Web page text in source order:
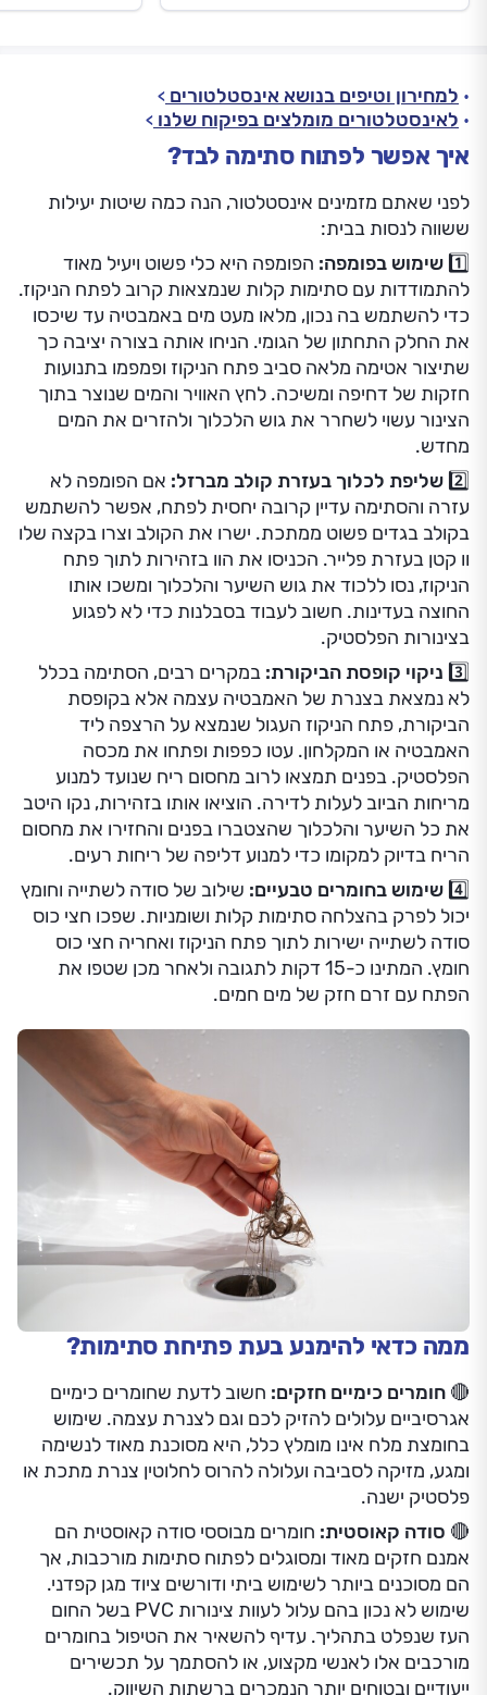
למחירון וטיפים בנושא אינסטלטורים
לאינסטלטורים מומלצים בפיקוח שלנו
איך אפשר לפתוח סתימה לבד?
לפני שאתם מזמינים אינסטלטור, הנה כמה שיטות יעילות
ששווה לנסות בבית:
1️⃣ שימוש בפומפה:
הפומפה היא כלי פשוט ויעיל מאוד
להתמודדות עם סתימות קלות שנמצאות קרוב לפתח הניקוז.
כדי להשתמש בה נכון, מלאו מעט מים באמבטיה עד שיכסו
את החלק התחתון של הגומי. הניחו אותה בצורה יציבה כך
שתיצור אטימה מלאה סביב פתח הניקוז ופמפמו בתנועות
חזקות של דחיפה ומשיכה. לחץ האוויר והמים שנוצר בתוך
הצינור עשוי לשחרר את גוש הלכלוך ולהזרים את המים
מחדש.
2️⃣ שליפת לכלוך בעזרת קולב מברזל:
אם הפומפה לא
עזרה והסתימה עדיין קרובה יחסית לפתח, אפשר להשתמש
בקולב בגדים פשוט ממתכת. ישרו את הקולב וצרו בקצה שלו
וו קטן בעזרת פלייר. הכניסו את הוו בזהירות לתוך פתח
הניקוז, נסו ללכוד את גוש השיער והלכלוך ומשכו אותו
החוצה בעדינות. חשוב לעבוד בסבלנות כדי לא לפגוע
בצינורות הפלסטיק.
3️⃣ ניקוי קופסת הביקורת:
במקרים רבים, הסתימה בכלל
לא נמצאת בצנרת של האמבטיה עצמה אלא בקופסת
הביקורת, פתח הניקוז העגול שנמצא על הרצפה ליד
האמבטיה או המקלחון. עטו כפפות ופתחו את מכסה
הפלסטיק. בפנים תמצאו לרוב מחסום ריח שנועד למנוע
מריחות הביוב לעלות לדירה. הוציאו אותו בזהירות, נקו היטב
את כל השיער והלכלוך שהצטברו בפנים והחזירו את מחסום
הריח בדיוק למקומו כדי למנוע דליפה של ריחות רעים.
4️⃣ שימוש בחומרים טבעיים:
שילוב של סודה לשתייה וחומץ
יכול לפרק בהצלחה סתימות קלות ושומניות. שפכו חצי כוס
סודה לשתייה ישירות לתוך פתח הניקוז ואחריה חצי כוס
חומץ. המתינו כ-15 דקות לתגובה ולאחר מכן שטפו את
הפתח עם זרם חזק של מים חמים.
ממה כדאי להימנע בעת פתיחת סתימות?
🔴 חומרים כימיים חזקים: חשוב לדעת שחומרים כימיים
אגרסיביים עלולים להזיק לכם וגם לצנרת עצמה. שימוש
בחומצת מלח אינו מומלץ כלל, היא מסוכנת מאוד לנשימה
ומגע, מזיקה לסביבה ועלולה להרוס לחלוטין צנרת מתכת או
פלסטיק ישנה.
🔴 סודה קאוסטית: חומרים מבוססי סודה קאוסטית הם
אמנם חזקים מאוד ומסוגלים לפתוח סתימות מורכבות, אך
הם מסוכנים ביותר לשימוש ביתי ודורשים ציוד מגן קפדני.
שימוש לא נכון בהם עלול לעוות צינורות PVC בשל החום
העז שנפלט בתהליך. עדיף להשאיר את הטיפול בחומרים
מורכבים אלו לאנשי מקצוע, או להסתמך על תכשירים
ייעודיים ובטוחים יותר הנמכרים ברשתות השיווק.